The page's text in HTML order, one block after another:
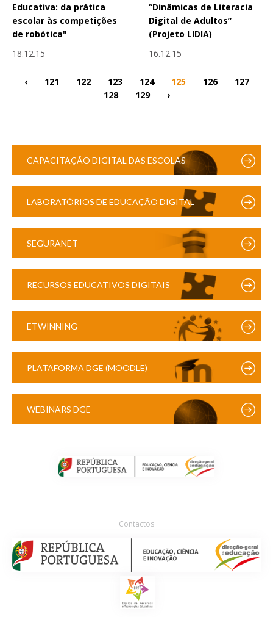
Educativa: da prática
escolar às competições
de robótica"
18.12.15
“Dinâmicas de Literacia
Digital de Adultos”
(Projeto LIDIA)
16.12.15
‹ 121 122 123 124 125 126
127
128
129 ›
CAPACITAÇÃO DIGITAL DAS ESCOLAS
LABORATÓRIOS DE EDUCAÇÃO DIGITAL
SEGURANET
RECURSOS EDUCATIVOS DIGITAIS
ETWINNING
PLATAFORMA DGE (MOODLE)
WEBINARS DGE
Contactos